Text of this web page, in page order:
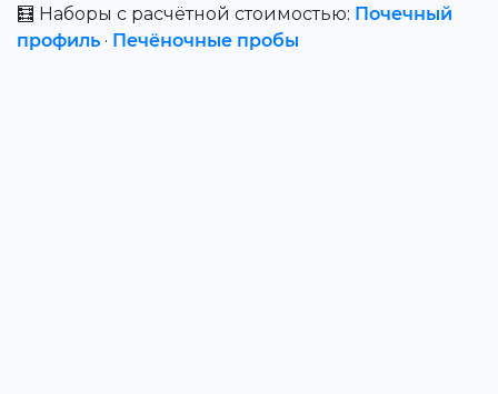
🧮 Наборы с расчётной стоимостью: Почечный
профиль · Печёночные пробы